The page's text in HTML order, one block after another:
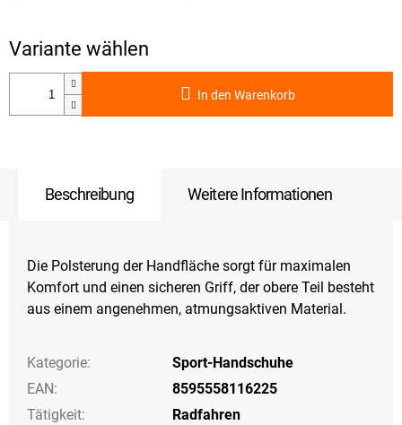
In den Warenkorb
Beschreibung Weitere Informationen
Die Polsterung der Handfläche sorgt für maximalen
Komfort und einen sicheren Griff, der obere Teil besteht
aus einem angenehmen, atmungsaktiven Material.
Kategorie:
Sport-Handschuhe
EAN:
8595558116225
Tätigkeit:
Radfahren